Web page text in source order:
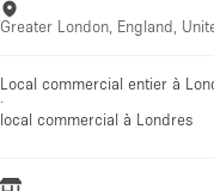
Greater London, England,
Local commercial entier à
·
local commercial à Londres